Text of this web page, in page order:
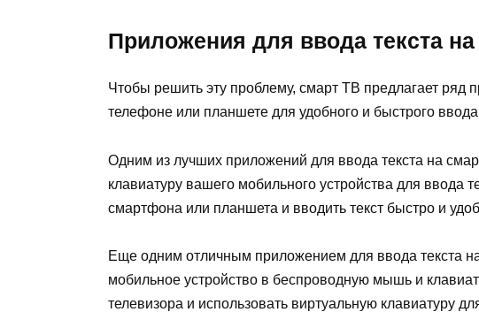
Приложения для ввода текста
Чтобы решить эту проблему, смарт ТВ предлагает ряд
телефоне или планшете для удобного и быстрого
Одним из лучших приложений для ввода текста на
клавиатуру вашего мобильного устройства для ввода
смартфона или планшета и вводить текст быстро и
Еще одним отличным приложением для ввода текста
мобильное устройство в беспроводную мышь и
телевизора и использовать виртуальную клавиатуру